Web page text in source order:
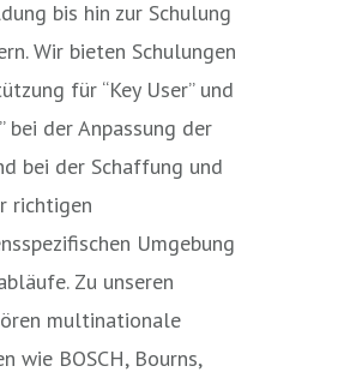
bis hin zur Schulung
Wir bieten Schulungen
für “Key User” und
bei der Anpassung der
bei der Schaffung und
richtigen
Umgebung
Zu unseren
multinationale
wie BOSCH, Bourns,